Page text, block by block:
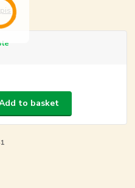
to basket